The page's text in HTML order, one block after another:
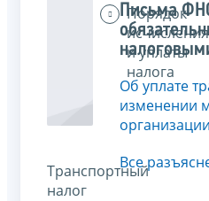
Порядок
исчисления
и уплаты
налога
Транспортный
налог
Письма
Об уплате
изменении
организации
Все